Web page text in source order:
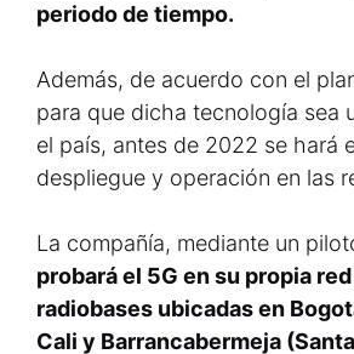
periodo de tiempo.
Además, de acuerdo con el
para que dicha tecnología sea
el país, antes de 2022 se hará
despliegue y operación en las
La compañía, mediante un
probará el 5G en su propia
radiobases ubicadas en
Cali y Barrancabermeja